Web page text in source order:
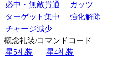
必中・無敵貫通
ガッツ
ターゲット集中
強化解除
チャージ減少
概念礼装/コマンドコード
星5礼装
星4礼装